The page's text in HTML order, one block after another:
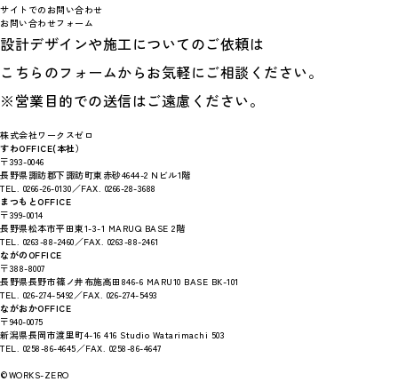
サイトでのお問い合わせ
お問い合わせフォーム
設計デザインや施工についてのご依頼は
こちらのフォームからお気軽にご相談ください。
※営業目的での送信はご遠慮ください。
株式会社ワークスゼロ
すわOFFICE(本社）
〒393-0046
長野県諏訪郡下諏訪町東赤砂4644-2 Nビル1階
TEL. 0266-26-0130／FAX. 0266-28-3688
まつもとOFFICE
〒399-0014
長野県松本市平田東1-3-1 MARUQ BASE 2階
TEL. 0263-88-2460／FAX. 0263-88-2461
ながのOFFICE
〒388-8007
長野県長野市篠ノ井布施高田846-6 MARU10 BASE BK-101
TEL. 026-274-5492／FAX. 026-274-5493
ながおかOFFICE
〒940-0075
新潟県長岡市渡里町4-16 416 Studio Watarimachi 503
TEL. 0258-86-4645／FAX. 0258-86-4647
©WORKS-ZERO